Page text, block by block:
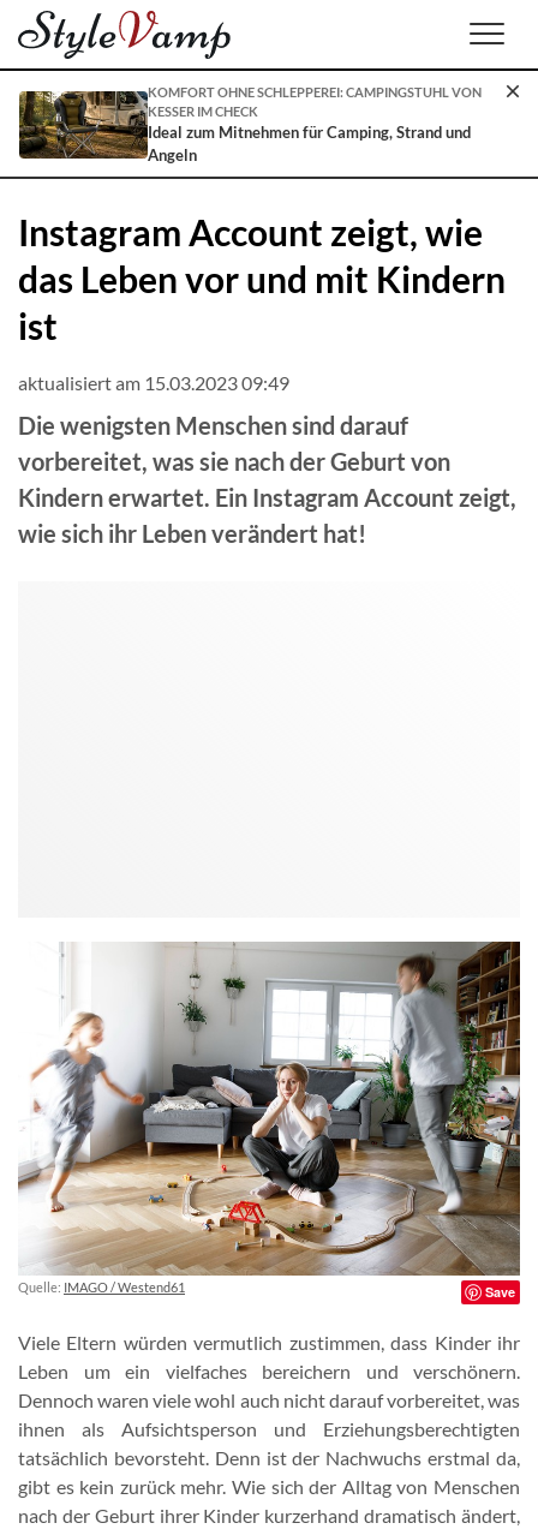
KOMFORT OHNE SCHLEPPEREI: CAMPINGSTUHL VON
KESSER IM CHECK
Ideal zum Mitnehmen für Camping, Strand und
Angeln
Instagram Account zeigt, wie
das Leben vor und mit Kindern
ist
aktualisiert am 15.03.2023 09:49
Die wenigsten Menschen sind darauf
vorbereitet, was sie nach der Geburt von
Kindern erwartet. Ein Instagram Account zeigt,
wie sich ihr Leben verändert hat!
Quelle: IMAGO / Westend61 Save
Viele Eltern würden vermutlich zustimmen, dass Kinder ihr
Leben um ein vielfaches bereichern und verschönern.
Dennoch waren viele wohl auch nicht darauf vorbereitet, was
ihnen als Aufsichtsperson und Erziehungsberechtigten
tatsächlich bevorsteht. Denn ist der Nachwuchs erstmal da,
gibt es kein zurück mehr. Wie sich der Alltag von Menschen
nach der Geburt ihrer Kinder kurzerhand dramatisch ändert,